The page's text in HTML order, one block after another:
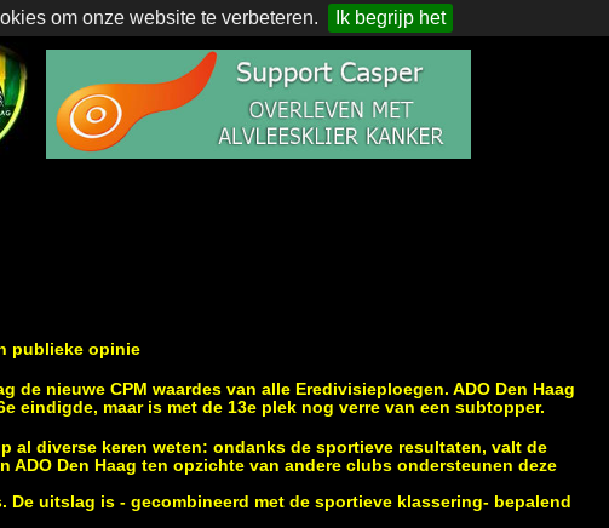
om onze website te verbeteren. Ik begrijp het
publieke opinie
de nieuwe CPM waardes van alle Eredivisieploegen. ADO Den Haag
eindigde, maar is met de 13e plek nog verre van een subtopper.
al diverse keren weten: ondanks de sportieve resultaten, valt de
ADO Den Haag ten opzichte van andere clubs ondersteunen deze
De uitslag is - gecombineerd met de sportieve klassering- bepalend